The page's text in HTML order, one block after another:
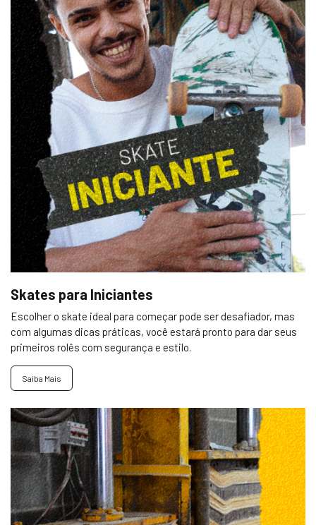
Skates para Iniciantes
Escolher o skate ideal para começar pode ser desafiador, mas
com algumas dicas práticas, você estará pronto para dar seus
primeiros rolês com segurança e estilo.
Saiba Mais